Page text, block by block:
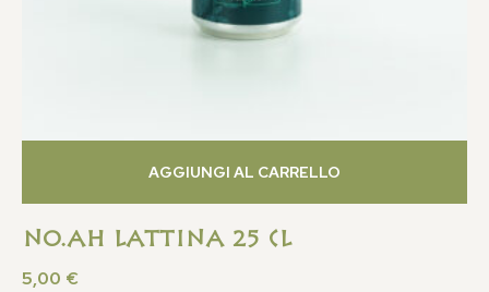
No.Ah Lattina 25 CL
5,00 €
AGGIUNGI AL CARRELLO